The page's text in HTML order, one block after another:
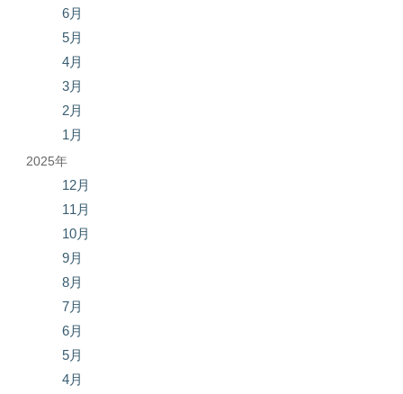
6月
5月
4月
3月
2月
1月
2025年
12月
11月
10月
9月
8月
7月
6月
5月
4月